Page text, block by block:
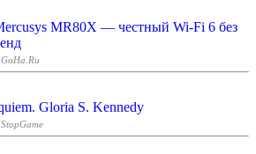
MR80X — честный Wi-Fi 6 без
| GoHa.Ru
Gloria S. Kennedy
| StopGame